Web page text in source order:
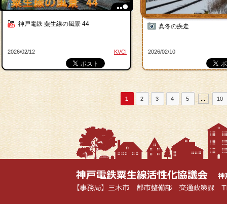
神戸電鉄 粟生線の風景 44
KVCI
2026/02/12
真冬の疾走
2026/02/10
1 2 3 4 5 ... 10